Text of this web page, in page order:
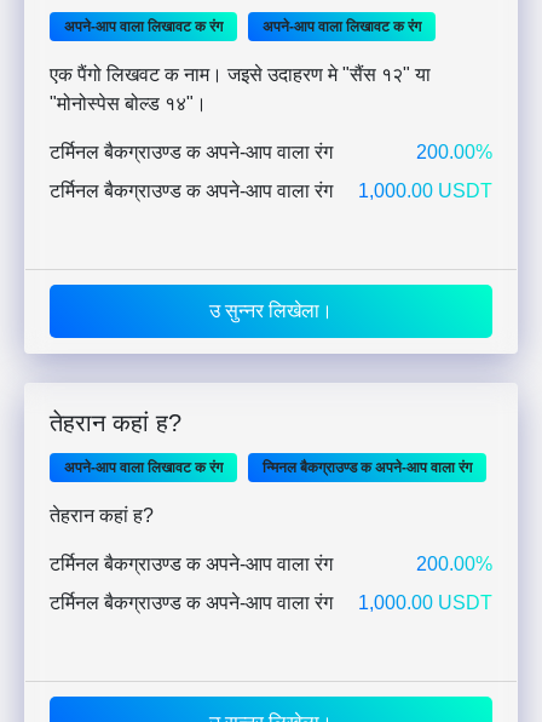
अपने-आप वाला लिखावट क रंग अपने-आप वाला लिखावट क रंग
एक पैंगो लिखवट क नाम। जइसे उदाहरण मे "सैंस १२" या
"मोनोस्पेस बोल्ड १४"।
टर्मिनल बैकग्राउण्ड क अपने-आप वाला रंग
200.00%
टर्मिनल बैकग्राउण्ड क अपने-आप वाला रंग
1,000.00 USDT
उ सुन्नर लिखेला।
तेहरान कहां ह?
अपने-आप वाला लिखावट क रंग न्मिनल बैकग्राउण्ड क अपने-आप वाला रंग
तेहरान कहां ह?
टर्मिनल बैकग्राउण्ड क अपने-आप वाला रंग
200.00%
टर्मिनल बैकग्राउण्ड क अपने-आप वाला रंग
1,000.00 USDT